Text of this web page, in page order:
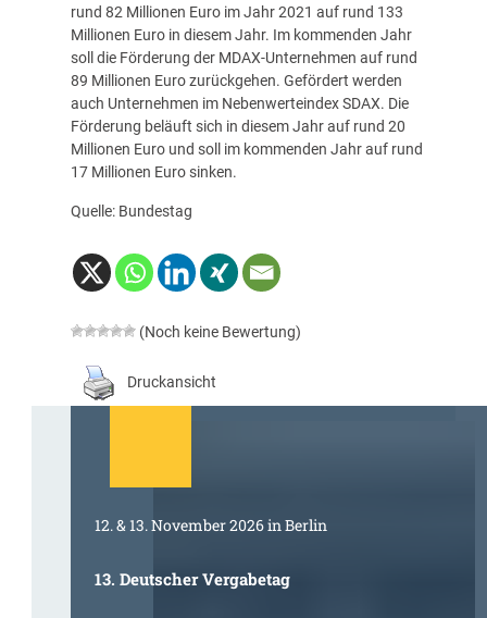
rund 82 Millionen Euro im Jahr 2021 auf rund 133
Millionen Euro in diesem Jahr. Im kommenden Jahr
soll die Förderung der MDAX-Unternehmen auf rund
89 Millionen Euro zurückgehen. Gefördert werden
auch Unternehmen im Nebenwerteindex SDAX. Die
Förderung beläuft sich in diesem Jahr auf rund 20
Millionen Euro und soll im kommenden Jahr auf rund
17 Millionen Euro sinken.
Quelle: Bundestag
(Noch keine Bewertung)
Druckansicht
12. & 13. November 2026 in Berlin
13. Deutscher Vergabetag